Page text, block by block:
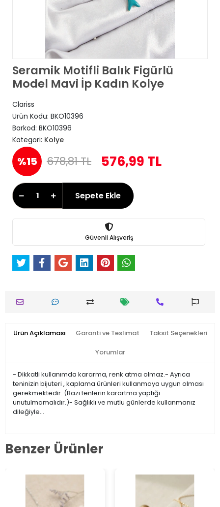
Seramik Motifli Balık Figürlü
Model Mavi İp Kadın Kolye
Clariss
Ürün Kodu: BKO10396
Barkod: BKO10396
Kategori: Kolye
%15 678,81 TL 576,99 TL
Sepete Ekle
Güvenli Alışveriş
Ürün Açıklaması Garanti ve Teslimat Taksit Seçenekleri
Yorumlar
- Dikkatli kullanımda kararma, renk atma olmaz.- Ayrıca
teninizin bijuteri , kaplama ürünleri kullanmaya uygun olması
gerekmektedir. (Bazı tenlerin karartma yaptığı
unutulmamalıdır.)- Sağlıklı ve mutlu günlerde kullanmanız
dileğiyle…
Benzer Ürünler